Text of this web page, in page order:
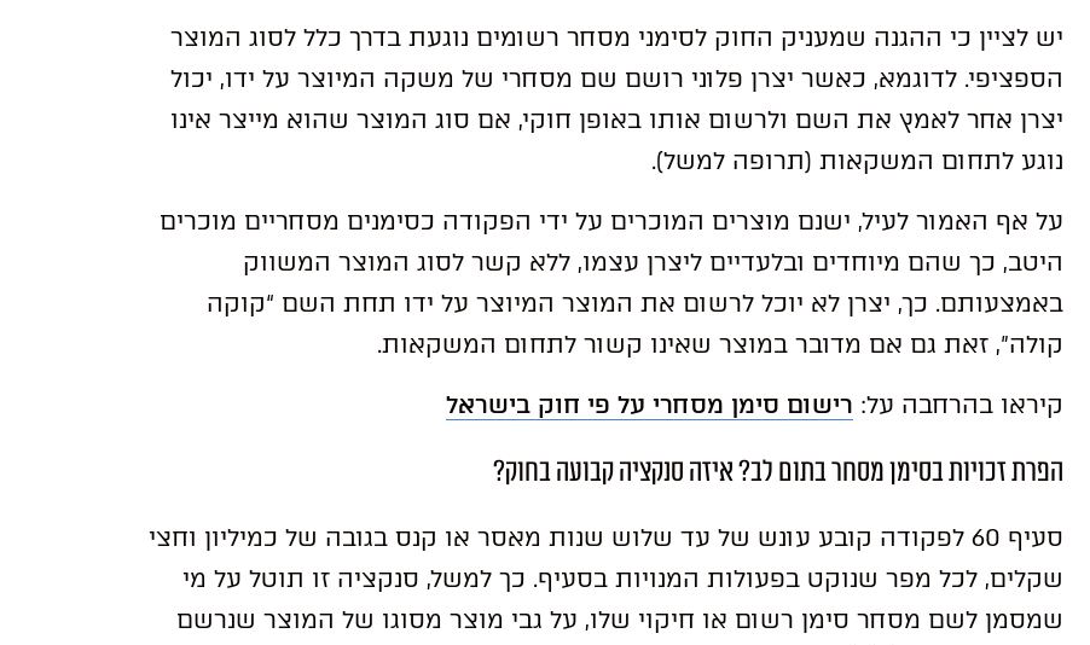
יש לציין כי ההגנה שמעניק החוק לסימני מסחר רשומים נוגעת בדרך כלל לסוג המוצר
הספציפי. לדוגמא, כאשר יצרן פלוני רושם שם מסחרי של משקה המיוצר על ידו, יכול
יצרן אחר לאמץ את השם ולרשום אותו באופן חוקי, אם סוג המוצר שהוא מייצר אינו
נוגע לתחום המשקאות (תרופה למשל).
על אף האמור לעיל, ישנם מוצרים המוכרים על ידי הפקודה כסימנים מסחריים מוכרים
היטב, כך שהם מיוחדים ובלעדיים ליצרן עצמו, ללא קשר לסוג המוצר המשווק
באמצעותם. כך, יצרן לא יוכל לרשום את המוצר המיוצר על ידו תחת השם “קוקה
קולה”, זאת גם אם מדובר במוצר שאינו קשור לתחום המשקאות.
קיראו בהרחבה על: רישום סימן מסחרי על פי חוק בישראל
הפרת זכויות בסימן מסחר בתום לב? איזה סנקציה קבועה בחוק?
סעיף 60 לפקודה קובע עונש של עד שלוש שנות מאסר או קנס בגובה של כמיליון וחצי
שקלים, לכל מפר שנוקט בפעולות המנויות בסעיף. כך למשל, סנקציה זו תוטל על מי
שמסמן לשם מסחר סימן רשום או חיקוי שלו, על גבי מוצר מסוגו של המוצר שנרשם